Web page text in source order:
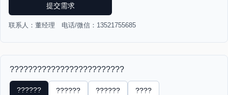
提交需求
联系人：董经理 电话/微信：13521755685
?????????????????????????
?????? ?????? ?????? ????